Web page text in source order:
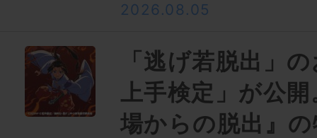
2026.08.05
「逃げ若脱出」
上手検定」が公
場からの脱出』